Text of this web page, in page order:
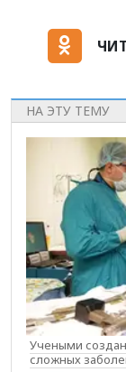
НА ЭТУ ТЕМУ
Учеными
сложных